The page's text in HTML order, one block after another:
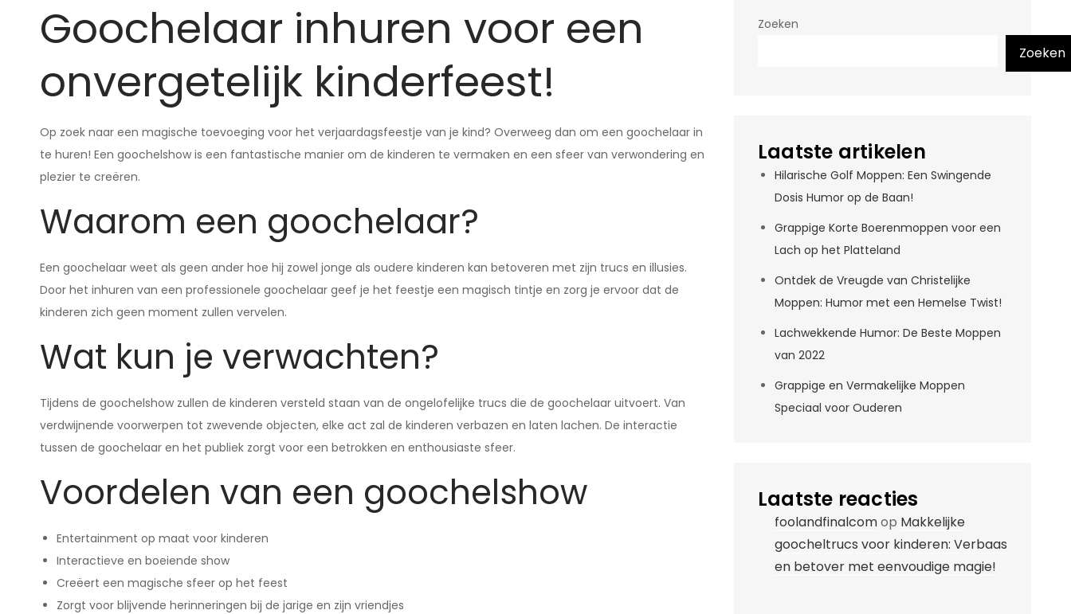
Goochelaar inhuren voor een
onvergetelijk kinderfeest!
Op zoek naar een magische toevoeging voor het verjaardagsfeestje van je kind? Overweeg dan om een goochelaar in
te huren! Een goochelshow is een fantastische manier om de kinderen te vermaken en een sfeer van verwondering en
plezier te creëren.
Waarom een goochelaar?
Een goochelaar weet als geen ander hoe hij zowel jonge als oudere kinderen kan betoveren met zijn trucs en illusies.
Door het inhuren van een professionele goochelaar geef je het feestje een magisch tintje en zorg je ervoor dat de
kinderen zich geen moment zullen vervelen.
Wat kun je verwachten?
Tijdens de goochelshow zullen de kinderen versteld staan van de ongelofelijke trucs die de goochelaar uitvoert. Van
verdwijnende voorwerpen tot zwevende objecten, elke act zal de kinderen verbazen en laten lachen. De interactie
tussen de goochelaar en het publiek zorgt voor een betrokken en enthousiaste sfeer.
Voordelen van een goochelshow
Entertainment op maat voor kinderen
Interactieve en boeiende show
Creëert een magische sfeer op het feest
Zorgt voor blijvende herinneringen bij de jarige en zijn vriendjes
Zoeken
Zoeken
Laatste artikelen
Hilarische Golf Moppen: Een Swingende
Dosis Humor op de Baan!
Grappige Korte Boerenmoppen voor een
Lach op het Platteland
Ontdek de Vreugde van Christelijke
Moppen: Humor met een Hemelse Twist!
Lachwekkende Humor: De Beste Moppen
van 2022
Grappige en Vermakelijke Moppen
Speciaal voor Ouderen
Laatste reacties
foolandfinalcomop Makkelijke
goocheltrucs voor kinderen: Verbaas
en betover met eenvoudige magie!